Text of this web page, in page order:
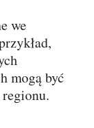
mogą być